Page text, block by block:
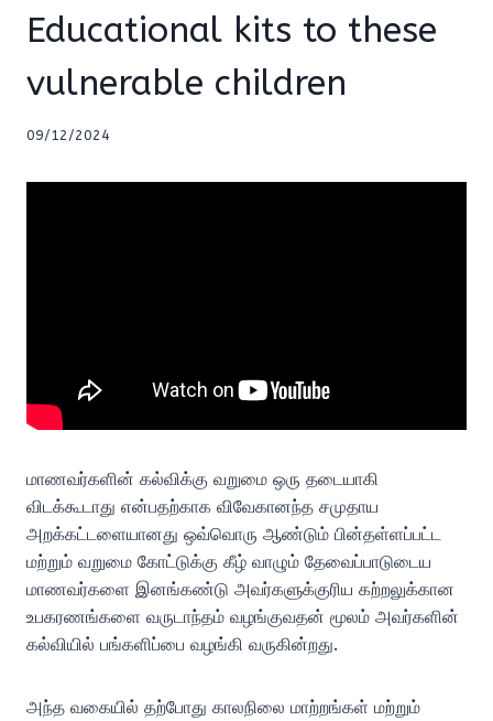
Educational kits to these
vulnerable children
09/12/2024
மாணவர்களின் கல்விக்கு வறுமை ஒரு தடையாகி
விடக்கூடாது என்பதற்காக விவேகானந்த சமுதாய
அறக்கட்டளையானது ஒவ்வொரு ஆண்டும் பின்தள்ளப்பட்ட
மற்றும் வறுமை கோட்டுக்கு கீழ் வாழும் தேவைப்பாடுடைய
மாணவர்களை இனங்கண்டு அவர்களுக்குரிய கற்றலுக்கான
உபகரணங்களை வருடாந்தம் வழங்குவதன் மூலம் அவர்களின்
கல்வியில் பங்களிப்பை வழங்கி வருகின்றது.
அந்த வகையில் தற்போது காலநிலை மாற்றங்கள் மற்றும்